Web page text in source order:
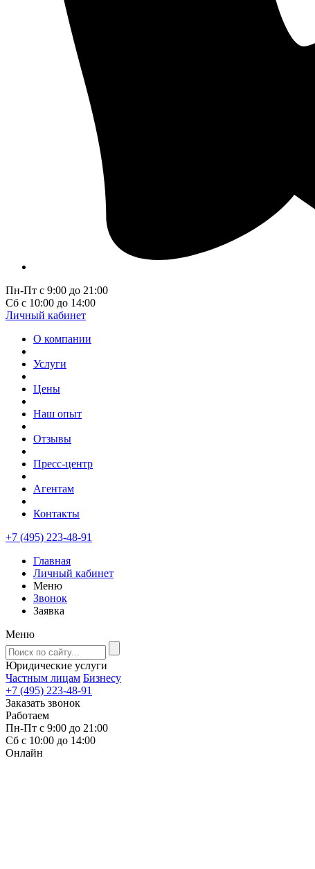
Пн-Пт с 9:00 до 21:00
Сб с 10:00 до 14:00
Личный кабинет
О компании
Услуги
Цены
Наш опыт
Отзывы
Пресс-центр
Агентам
Контакты
+7 (495) 223-48-91
Главная
Личный кабинет
Меню
Звонок
Заявка
Меню
Юридические услуги
Частным лицам Бизнесу
+7 (495) 223-48-91
Заказать звонок
Работаем
Пн-Пт с 9:00 до 21:00
Сб с 10:00 до 14:00
Онлайн